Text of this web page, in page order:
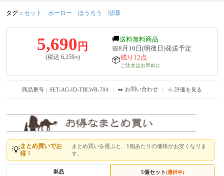
タグ： セット ホーロー ほうろう 琺瑯
5,690 円
(税込 6,259円)
🚚送料無料商品
📅8月10日(明後日)発送予定
📦残り12点
ご注文はお早めに
商品番号：SET-AG-ID-TBLWR-704 ｜ ✒️ お問い合わせ ｜ ☆ 評価を見る
💡まとめ買いでお
得！
まとめ買いを選ぶと、1個あたりの価格がお安くなりま
す。
単品 5個セット(選択中)